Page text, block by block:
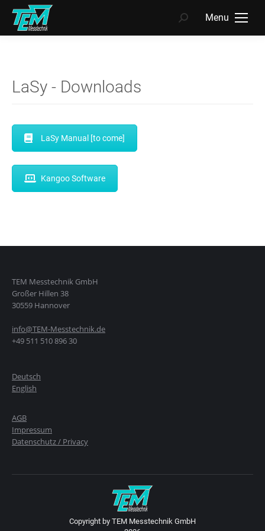
Menu
Search:
LaSy - Downloads
LaSy Manual [to come]
Kangoo Software
TEM Messtechnik GmbH
Großer Hillen 38
30559 Hannover
info@TEM-Messtechnik.de
+49 511 510 896 30
Deutsch
English
AGB
Impressum
Datenschutz / Privacy
Copyright by TEM Messtechnik GmbH